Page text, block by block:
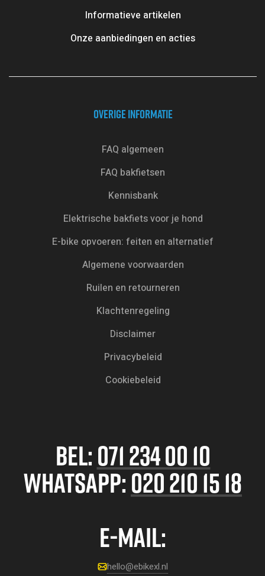
Informatieve artikelen
Onze aanbiedingen en acties
OVERIGE INFORMATIE
FAQ algemeen
FAQ bakfietsen
Kennisbank
Elektrische bakfiets voor je hond
E-bike opvoeren: feiten en alternatief
Algemene voorwaarden
Ruilen en retourneren
Klachtenregeling
Disclaimer
Privacybeleid
Cookiebeleid
BEL: 071 234 00 10
WHATSAPP: 020 210 15 18
E-MAIL:
hello@ebikexl.nl